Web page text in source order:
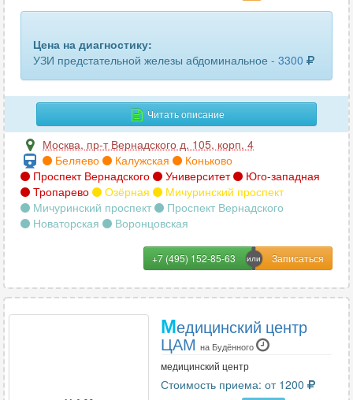
кожи
коленного сустава 197
копчика 30
легких и бронхов
лимфатических узлов
лимфоузлов брюшной полости
103
локтевого сустава 171
матки и придатков трансвагинальное 162
Цена на диагностику:
УЗИ предстательной железы абдоминальное - 3300
Читать описание
Москва, пр-т Вернадского д. 105, корп. 4
Беляево
Калужская
Коньково
Проспект Вернадского
Университет
Юго-западная
Тропарево
Озёрная
Мичуринский проспект
Мичуринский проспект
Проспект Вернадского
Новаторская
Воронцовская
+7 (495) 152-85-63
Медицинский центр
ЦАМ на Будённого
медицинский центр
Стоимость приема: от 1200